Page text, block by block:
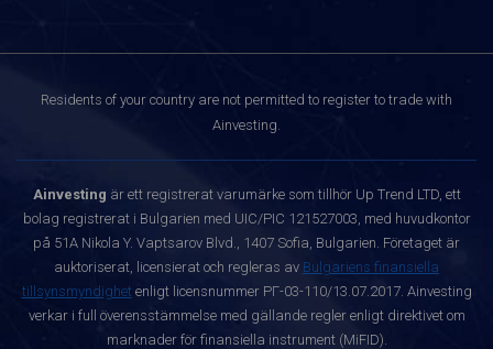
Residents of your country are not permitted to register to trade with
Ainvesting.
Ainvesting är ett registrerat varumärke som tillhör Up Trend LTD, ett
bolag registrerat i Bulgarien med UIC/PIC 121527003, med huvudkontor
på 51A Nikola Y. Vaptsarov Blvd., 1407 Sofia, Bulgarien. Företaget är
auktoriserat, licensierat och regleras av Bulgariens finansiella
tillsynsmyndighetenligt licensnummer РГ-03-110/13.07.2017. Ainvesting
verkar i full överensstämmelse med gällande regler enligt direktivet om
marknader för finansiella instrument (MiFID).